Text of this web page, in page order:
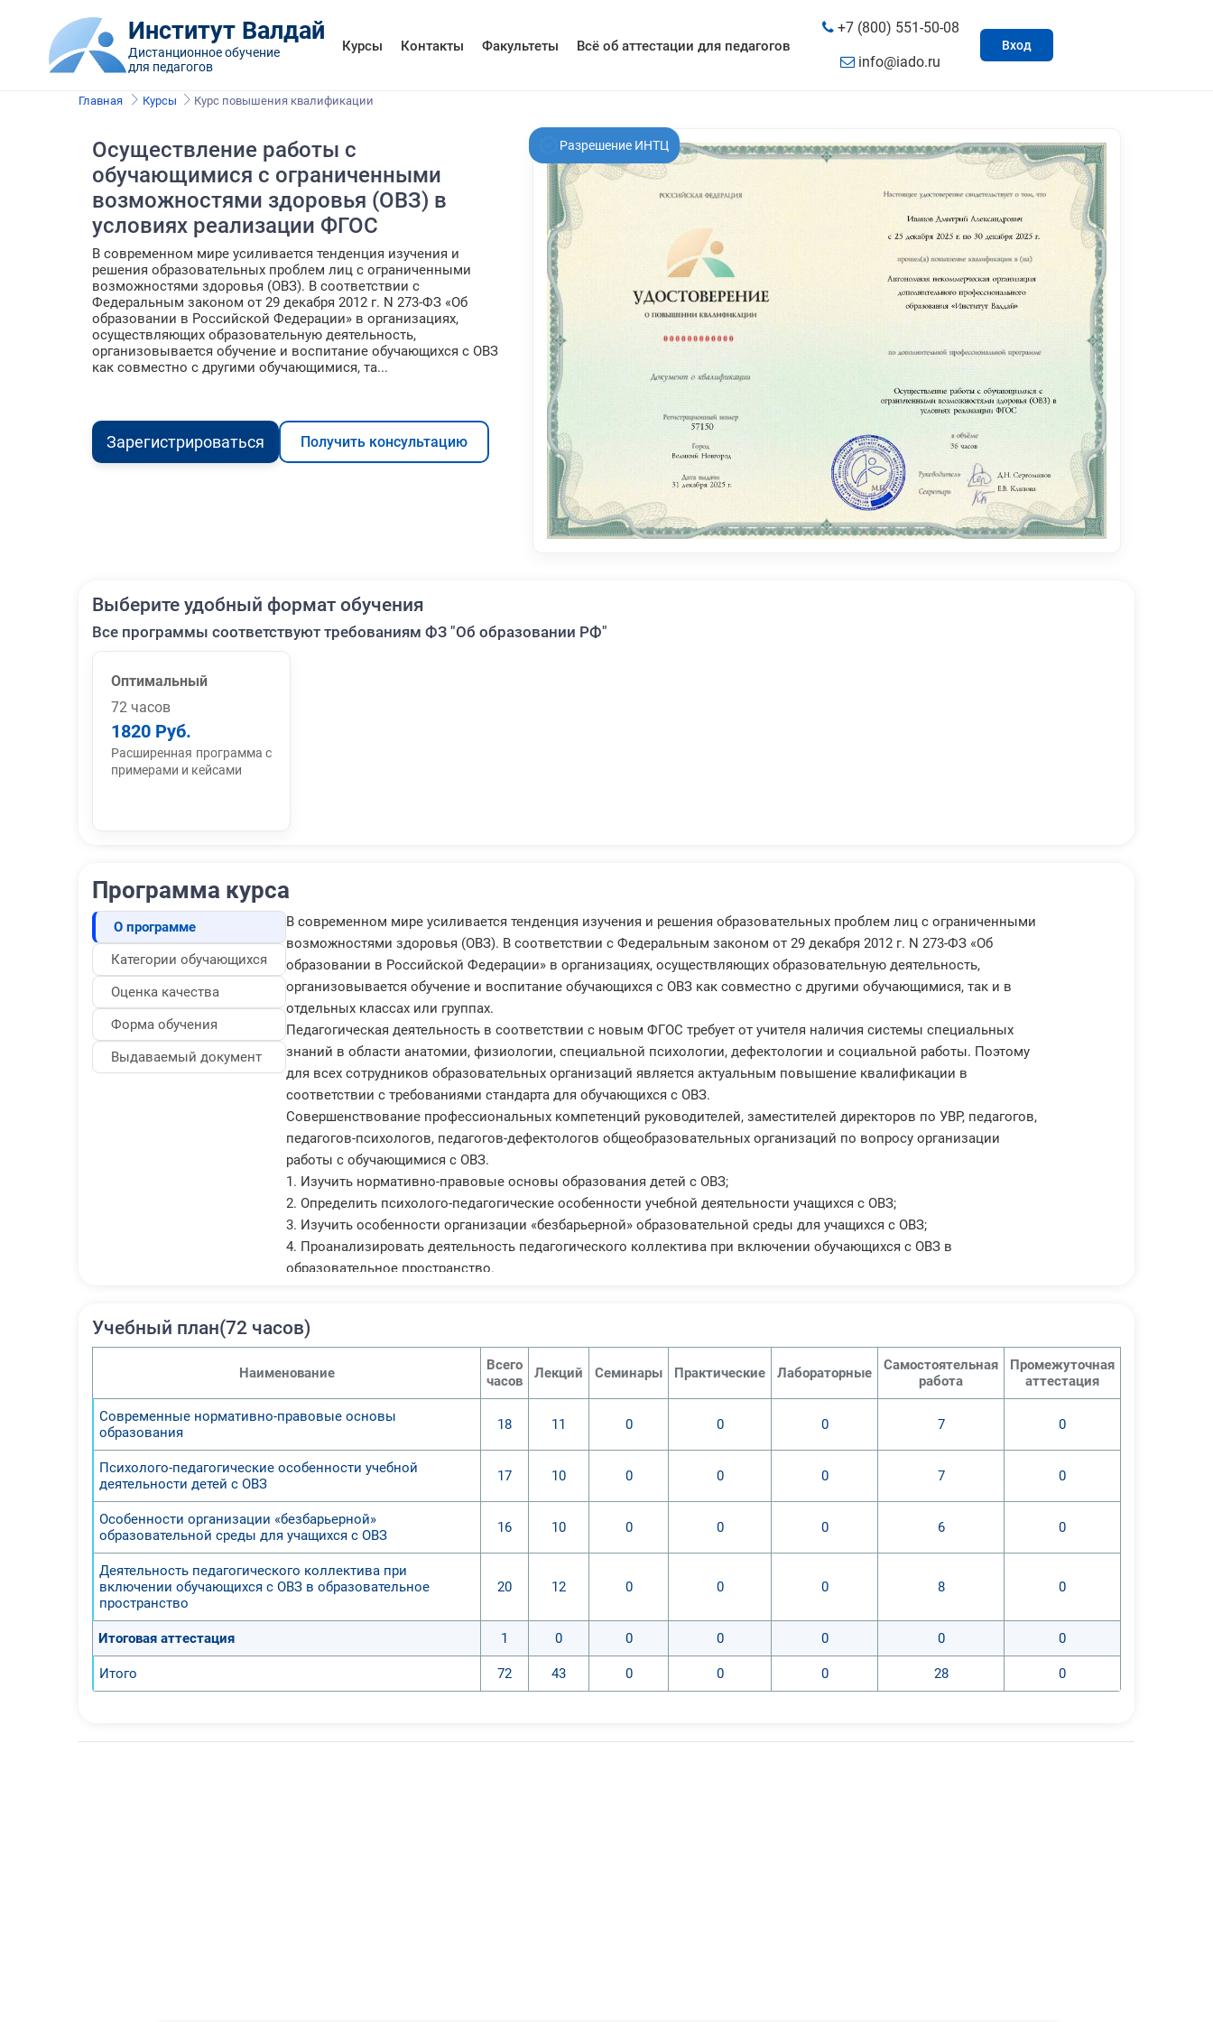
Институт Валдай
Дистанционное обучение
для педагогов
Курсы Контакты Факультеты Всё об аттестации для педагогов
+7 (800) 551-50-08
info@iado.ru
Вход
Главная Курсы Курс повышения квалификации
Осуществление работы с
обучающимися с ограниченными
возможностями здоровья (ОВЗ) в
условиях реализации ФГОС
В современном мире усиливается тенденция изучения и
решения образовательных проблем лиц с ограниченными
возможностями здоровья (ОВЗ). В соответствии с
Федеральным законом от 29 декабря 2012 г. N 273-ФЗ «Об
образовании в Российской Федерации» в организациях,
осуществляющих образовательную деятельность,
организовывается обучение и воспитание обучающихся с ОВЗ
как совместно с другими обучающимися, та...
Зарегистрироваться Получить консультацию
Разрешение ИНТЦ
Выберите удобный формат обучения
Все программы соответствуют требованиям ФЗ "Об образовании РФ"
Оптимальный
72 часов
1820 Руб.
Расширенная программа с
примерами и кейсами
Программа курса
О программе
Категории обучающихся
Оценка качества
Форма обучения
Выдаваемый документ
В современном мире усиливается тенденция изучения и решения образовательных проблем лиц с ограниченными
возможностями здоровья (ОВЗ). В соответствии с Федеральным законом от 29 декабря 2012 г. N 273-ФЗ «Об
образовании в Российской Федерации» в организациях, осуществляющих образовательную деятельность,
организовывается обучение и воспитание обучающихся с ОВЗ как совместно с другими обучающимися, так и в
отдельных классах или группах.
Педагогическая деятельность в соответствии с новым ФГОС требует от учителя наличия системы специальных
знаний в области анатомии, физиологии, специальной психологии, дефектологии и социальной работы. Поэтому
для всех сотрудников образовательных организаций является актуальным повышение квалификации в
соответствии с требованиями стандарта для обучающихся с ОВЗ.
Совершенствование профессиональных компетенций руководителей, заместителей директоров по УВР, педагогов,
педагогов-психологов, педагогов-дефектологов общеобразовательных организаций по вопросу организации
работы с обучающимися с ОВЗ.
1. Изучить нормативно-правовые основы образования детей с ОВЗ;
2. Определить психолого-педагогические особенности учебной деятельности учащихся с ОВЗ;
3. Изучить особенности организации «безбарьерной» образовательной среды для учащихся с ОВЗ;
4. Проанализировать деятельность педагогического коллектива при включении обучающихся с ОВЗ в
образовательное пространство.
2. Определить психолого-педагогические особенности учебной деятельности учащихся с ОВЗ;
4. Проанализировать деятельность педагогического коллектива при включении обучающихся с ОВЗ в
образовательное пространство.
Учебный план(72 часов)
Наименование
Всего
часов
Лекций Семинары Практические Лабораторные
Самостоятельная
работа
Промежуточная
аттестация
Современные нормативно-правовые основы
образования
18 11 0 0 0 7 0
Психолого-педагогические особенности учебной
деятельности детей с ОВЗ
17 10 0 0 0 7 0
Особенности организации «безбарьерной»
образовательной среды для учащихся с ОВЗ
16 10 0 0 0 6 0
Деятельность педагогического коллектива при
включении обучающихся с ОВЗ в образовательное
пространство
20 12 0 0 0 8 0
Итоговая аттестация 1 0 0 0 0 0 0
Итого 72 43 0 0 0 28 0